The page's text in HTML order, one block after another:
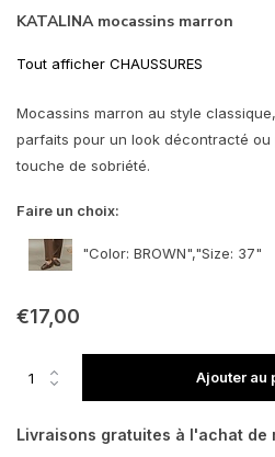
KATALINA mocassins marron
Tout afficher CHAUSSURES
Mocassins marron au style
parfaits pour un look décontracté
touche de sobriété.
Faire un choix:
"Color: BROWN","Size: 37"
€17,00
Ajouter au
Livraisons gratuites à l'achat de